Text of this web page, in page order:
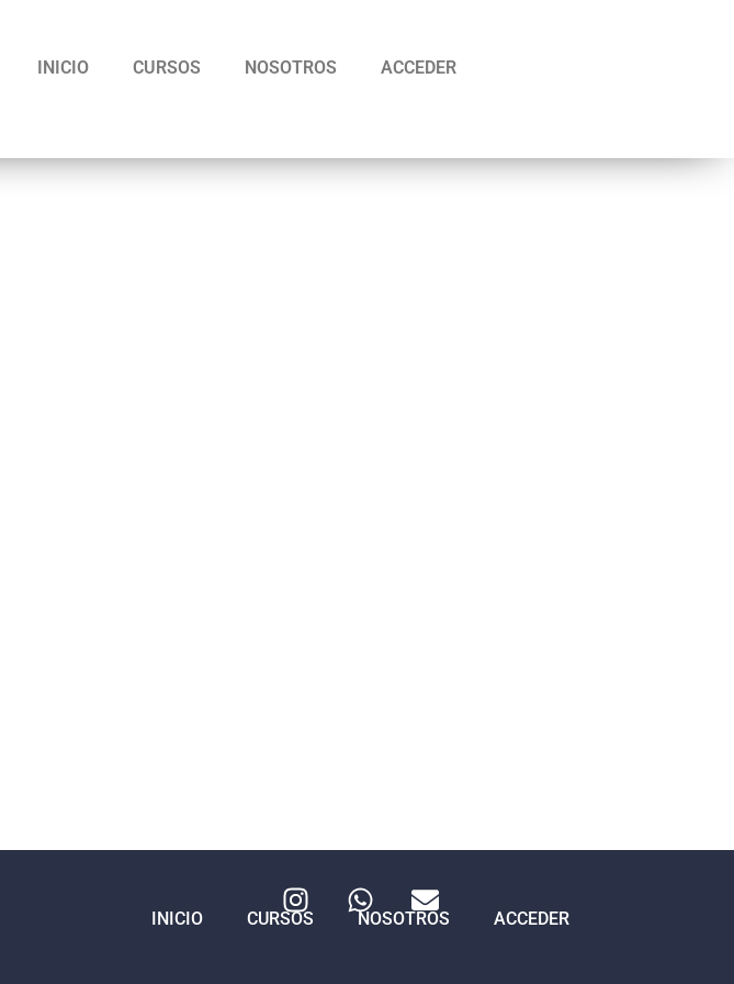
INICIO CURSOS NOSOTROS ACCEDER
INICIO CURSOS NOSOTROS ACCEDER